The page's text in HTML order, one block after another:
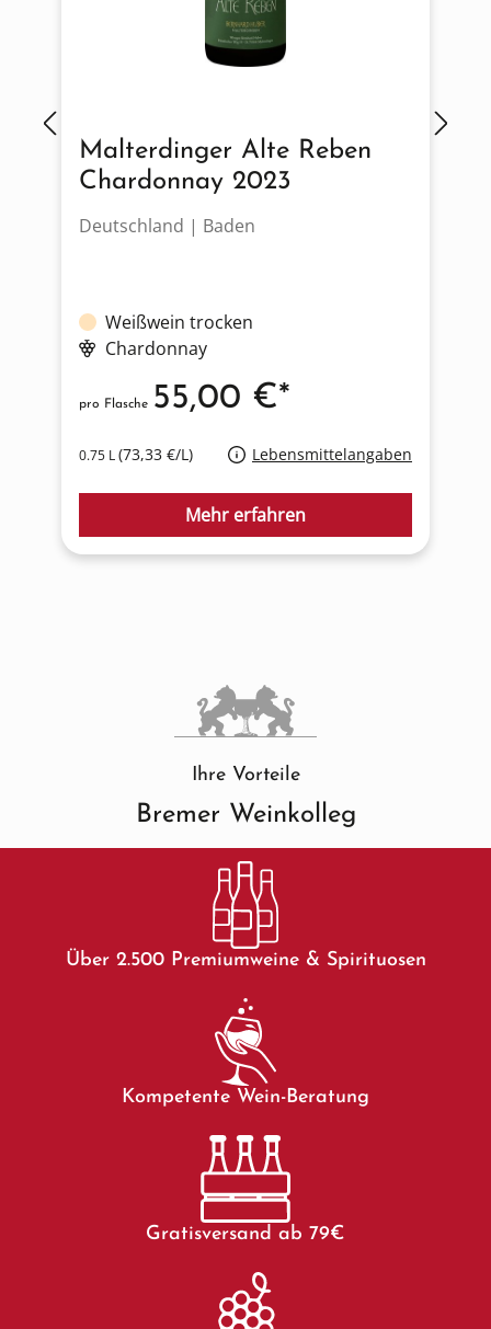
Malterdinger Alte Reben
Chardonnay 2023
Deutschland | Baden
Weißwein trocken
Chardonnay
0.75 L(73,33 €/L) Lebensmittelangaben
pro Flasche 55,00 €*
Mehr erfahren
Ihre Vorteile
Bremer Weinkolleg
Über 2.500 Premiumweine & Spirituosen
Kompetente Wein-Beratung
Gratisversand ab 79€